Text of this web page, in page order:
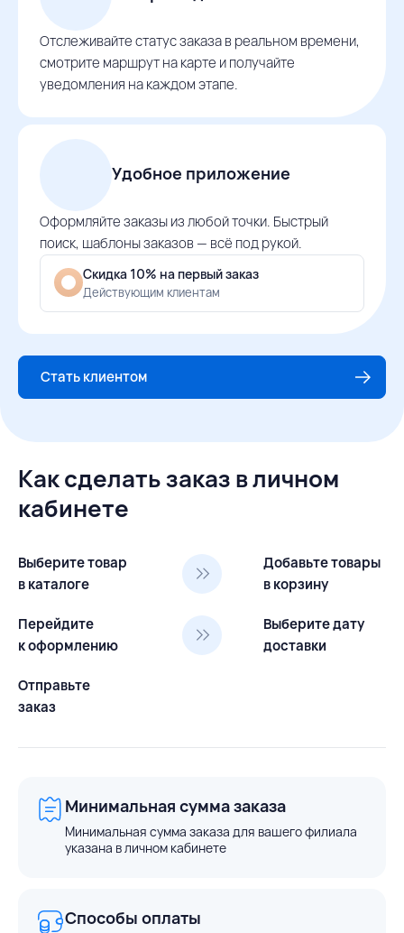
Отслеживайте статус заказа в реальном времени,
смотрите маршрут на карте и получайте
уведомления на каждом этапе.
Удобное приложение
Оформляйте заказы из любой точки. Быстрый
поиск, шаблоны заказов — всё под рукой.
Скидка 10% на первый заказ
Действующим клиентам
Стать клиентом
Как сделать заказ в личном
кабинете
Выберите товар
в каталоге
Добавьте товары
в корзину
Перейдите
к оформлению
Выберите дату
доставки
Отправьте
заказ
Минимальная сумма заказа
Минимальная сумма заказа для вашего филиала
указана в личном кабинете
Способы оплаты